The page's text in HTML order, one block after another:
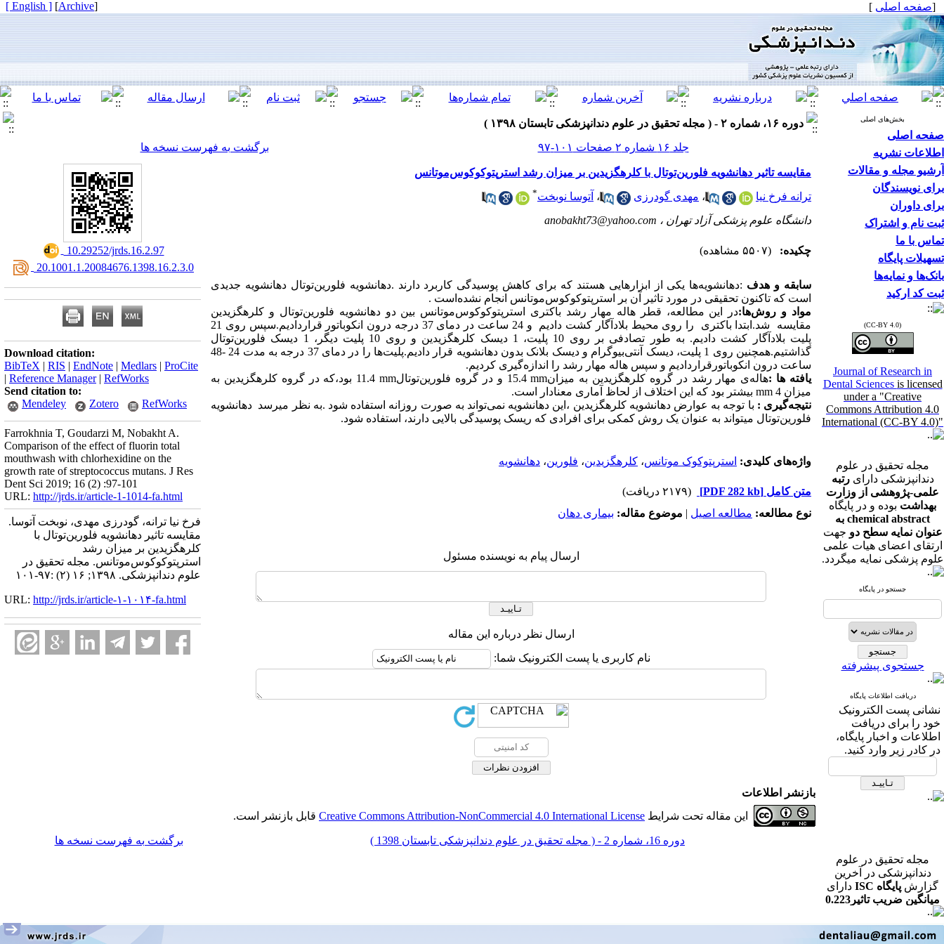
[صفحه اصلی ]
[
Archive
]
[ English ]
بخش‌های اصلی
صفحه اصلی
اطلاعات نشریه
آرشیو مجله و مقالات
برای نویسندگان
برای داوران
ثبت نام و اشتراک
تماس با ما
تسهیلات پایگاه
بانک‌ها و نمایه‌ها
ثبت کد ارکید
(CC-BY 4.0)
Journal of Research in
Dental Sciences is licensed
under a "Creative
Commons Attribution 4.0
International (CC-BY 4.0)"
مجله تحقیق در علوم
دندانپزشکی دارایرتبه
علمی-پژوهشی از وزارت
بهداشت بوده و در پایگاه
chemical abstract به
عنوان نمایه سطح دو جهت
ارتقای اعضای هیات علمی
علوم پزشکی نمایه میگردد.
جستجو در پایگاه
جستجوی پیشرفته
دریافت اطلاعات پایگاه
نشانی پست الکترونیک
خود را برای دریافت
اطلاعات و اخبار پایگاه،
در کادر زیر وارد کنید.
مجله تحقیق در علوم
دندانپزشکی در آخرین
گزارش پایگاه ISC
دارای
میانگین ضریب تاثیر0.223
در رشته دندانپزشکی می
باشد.
دوره ۱۶، شماره ۲ - ( مجله تحقیق در علوم دندانپزشکی تابستان ۱۳۹۸ )
جلد ۱۶ شماره ۲ صفحات ۱۰۱-۹۷
برگشت به فهرست نسخه ها
مقایسه تاثیر دهانشویه فلورین‌توتال با کلر‌هگزیدین بر میزان رشد استرپتوکوکوس‌موتانس
ترانه فرخ نیا ، مهدی گودرزی ، آتوسا نوبخت*
دانشگاه علوم پزشکی آزاد تهران ، anobakht73@yahoo.com
چکیده: (۵۵۰۷ مشاهده)
سابقه و هدف :دهانشویه‌ها یکی از ابزار‌هایی هستند که برای کاهش پوسیدگی کاربرد دارند .دهانشویه فلورین‌توتال دهانشویه جدیدی
است که تاکنون تحقیقی در مورد تاثیر آن بر استرپتوکوکوس‌موتانس انجام نشده‌است .
مواد و روش‌ها:در این مطالعه، قطر هاله مهار رشد باکتری استرپتوکوکوس‌موتانس بین دو دهانشویه فلورین‌توتال و کلر‌هگزیدین
مقایسه شد.ابتدا باکتری را روی محیط بلاد‌آگار کشت دادیم و 24 ساعت در دمای 37 درجه درون انکوباتور قراردادیم.سپس روی 21
پلیت بلاد‌آگار کشت دادیم. به طور تصادفی بر روی 10 پلیت، 1 دیسک کلر‌هگزیدین و روی 10 پلیت دیگر، 1 دیسک فلورین‌توتال
گذاشتیم.همچنین روی 1 پلیت، دیسک آنتی‌بیوگرام و دیسک بلانک بدون دهانشویه قرار دادیم.پلیت‌ها را در دمای 37 درجه به مدت 24 -48
ساعت درون انکوباتورقراردادیم و سپس هاله مهار رشد را اندازه‌گیری کردیم.
یافته ­ها :هاله‌ی مهار رشد در گروه کلر‌هگزیدین به میزانmm15.4 و در گروه فلورین‌توتال mm
11.4 بود،که در گروه کلر‌هگزیدین به
میزان 4
mm بیشتر بود که این اختلاف از لحاظ آماری معنادار است.
نتیجه‌گیری : با توجه به عوارض دهانشویه کلرهگزیدین ،این دهانشویه نمیتواند به صورت روزانه استفاده شود .به نظر می­رسد دهانشویه
فلورین‌توتال می­تواند به عنوان یک روش کمکی برای افرادی که ریسک پوسیدگی بالایی دارند، استفاده شود.
واژه‌های کلیدی: استرپتوکوک موتانس، کلرهگزیدین، فلورین، دهانشویه
متن کامل [PDF 282 kb]
(۲۱۷۹ دریافت)
نوع مطالعه: مطالعه اصیل | موضوع مقاله: بیماری دهان
ارسال پیام به نویسنده مسئول
ارسال نظر درباره این مقاله
نام کاربری یا پست الکترونیک شما:
‎ 10.29252/jrds.16.2.97
‎ 20.1001.1.20084676.1398.16.2.3.0
Download citation:
BibTeX | RIS | EndNote | Medlars | ProCite
| Reference Manager| RefWorks
Send citation to:
Mendeley
Zotero RefWorks
Farrokhnia T, Goudarzi M, Nobakht A.
Comparison of the effect of fluorin total
mouthwash with chlorhexidine on the
growth rate of streptococcus mutans. J Res
Dent Sci 2019; 16 (2) :97-101
URL: http://jrds.ir/article-1-1014-fa.html
فرخ نیا ترانه، گودرزی مهدی، نوبخت آتوسا.
مقایسه تاثیر دهانشویه فلورین‌توتال با
کلر‌هگزیدین بر میزان رشد
استرپتوکوکوس‌موتانس. مجله تحقیق در
علوم دندانپزشکی. ۱۳۹۸; ۱۶ (۲) :۹۷-۱۰۱
URL: http://jrds.ir/article-۱-۱۰۱۴-fa.html
بازنشر اطلاعات
این مقاله تحت شرایط Creative Commons Attribution-NonCommercial 4.0 International License قابل بازنشر است.
دوره 16، شماره 2 - ( مجله تحقیق در علوم دندانپزشکی تابستان 1398 ) برگشت به فهرست نسخه ها